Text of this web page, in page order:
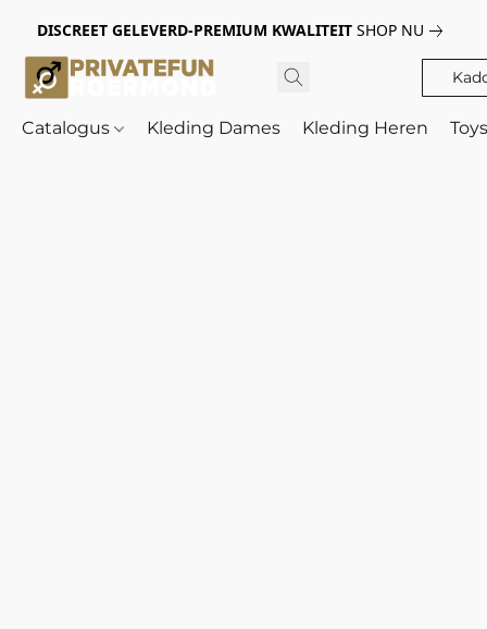
DISCREET GELEVERD-PREMIUM KWALITEIT SHOP NU
Catalogus Kleding Dames Kleding Heren